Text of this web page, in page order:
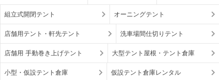
組立式開閉テント オーニングテント
店舗用テント・軒先テント 洗車場間仕切りテント
店舗用 手動巻き上げテント 大型テント屋根・テント倉庫
小型・仮設テント倉庫 仮設テント倉庫レンタル